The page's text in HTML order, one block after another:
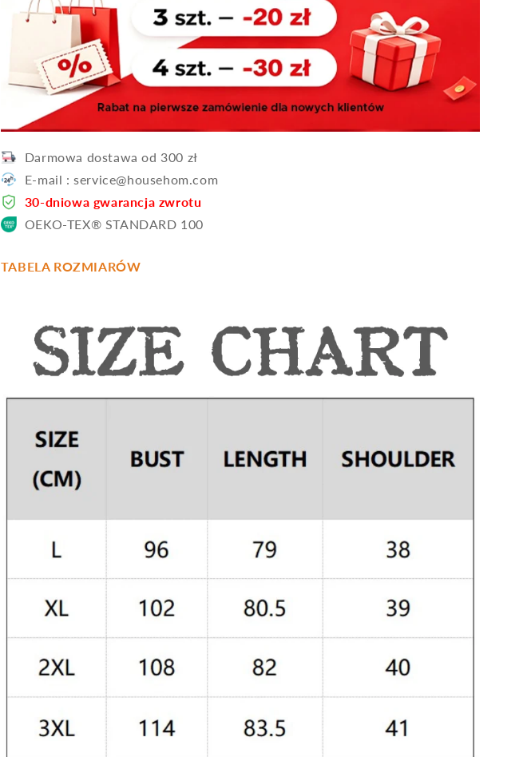
Darmowa dostawa od 300 zł
E-mail : service@househom.com
30-dniowa gwarancja zwrotu
OEKO-TEX® STANDARD 100
TABELA ROZMIARÓW